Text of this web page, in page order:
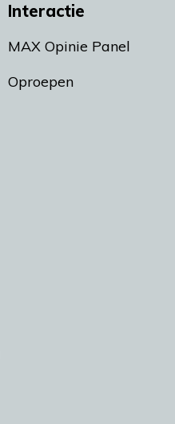
Interactie
MAX Opinie Panel
Oproepen